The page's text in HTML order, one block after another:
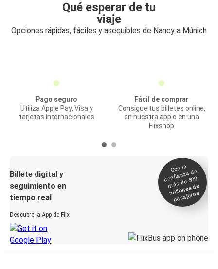
Qué esperar de tu
viaje
Opciones rápidas, fáciles y asequibles de Nancy a Múnich
Pago seguro
Utiliza Apple Pay, Visa y
tarjetas internacionales
Fácil de comprar
Consigue tus billetes online,
en nuestra app o en una
Flixshop
Billete digital y
seguimiento en
tiempo real
Descubre la App de Flix
Con la
confianza de
más de 500
millones de
pasajeros